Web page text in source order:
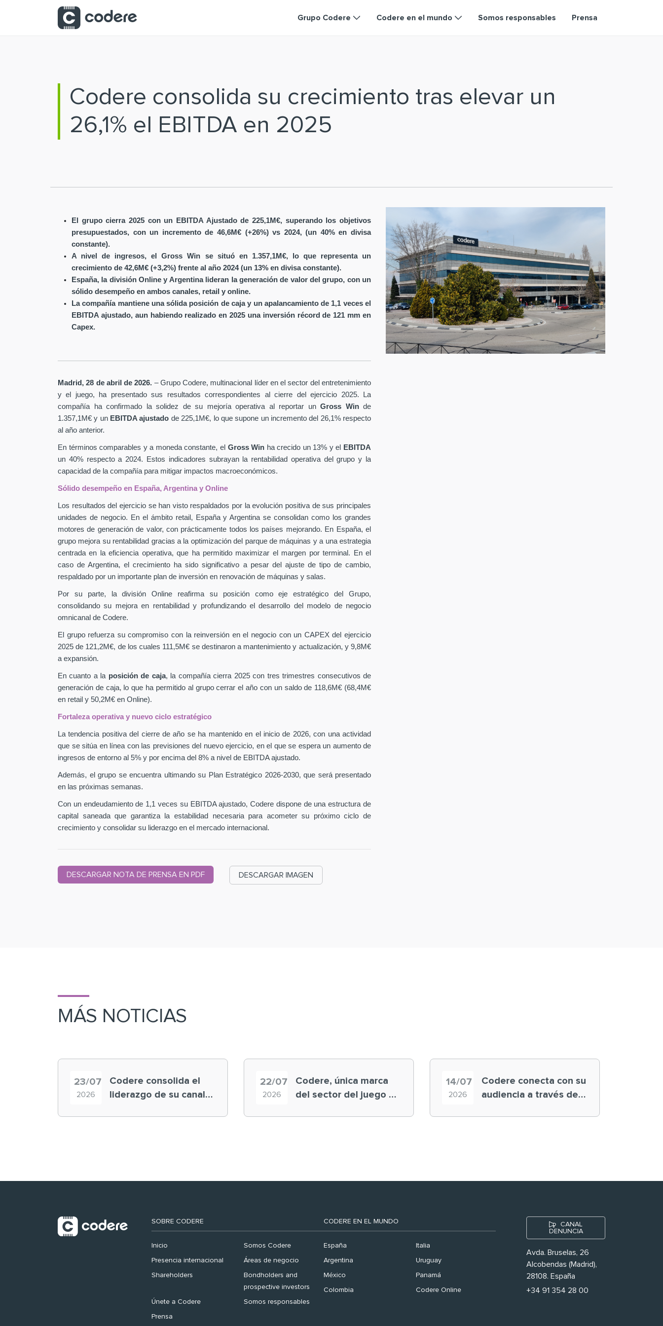
Saltar al contenido principal
Grupo Codere Codere en el mundo Somos responsables Prensa
Codere consolida su crecimiento tras elevar un
26,1% el EBITDA en 2025
El grupo cierra 2025 con un EBITDA Ajustado de 225,1M€, superando los objetivos
presupuestados, con un incremento de 46,6M€ (+26%) vs 2024, (un 40% en divisa
constante).
A nivel de ingresos, el Gross Win se situó en 1.357,1M€, lo que representa un
crecimiento de 42,6M€ (+3,2%) frente al año 2024 (un 13% en divisa constante).
España, la división Online y Argentina lideran la generación de valor del grupo, con un
sólido desempeño en ambos canales, retail y online.
La compañía mantiene una sólida posición de caja y un apalancamiento de 1,1 veces el
EBITDA ajustado, aun habiendo realizado en 2025 una inversión récord de 121 mm en
Capex.
Madrid, 28 de abril de 2026. – Grupo Codere, multinacional líder en el sector del entretenimiento
y el juego, ha presentado sus resultados correspondientes al cierre del ejercicio 2025. La
compañía ha confirmado la solidez de su mejoría operativa al reportar un Gross Win de
1.357,1M€ y un EBITDA ajustado de 225,1M€, lo que supone un incremento del 26,1% respecto
al año anterior.
En términos comparables y a moneda constante, el Gross Win ha crecido un 13% y el
EBITDA
un 40% respecto a 2024. Estos indicadores subrayan la rentabilidad operativa del grupo y la
capacidad de la compañía para mitigar impactos macroeconómicos.
Sólido desempeño en España, Argentina y Online
Los resultados del ejercicio se han visto respaldados por la evolución positiva de sus principales
unidades de negocio. En el ámbito retail, España y Argentina se consolidan como los grandes
motores de generación de valor, con prácticamente todos los países mejorando. En España, el
grupo mejora su rentabilidad gracias a la optimización del parque de máquinas y a una estrategia
centrada en la eficiencia operativa, que ha permitido maximizar el margen por terminal. En el
caso de Argentina, el crecimiento ha sido significativo a pesar del ajuste de tipo de cambio,
respaldado por un importante plan de inversión en renovación de máquinas y salas.
Por su parte, la división Online reafirma su posición como eje estratégico del Grupo,
consolidando su mejora en rentabilidad y profundizando el desarrollo del modelo de negocio
omnicanal de Codere.
El grupo refuerza su compromiso con la reinversión en el negocio con un CAPEX del ejercicio
2025 de 121,2M€, de los cuales 111,5M€ se destinaron a mantenimiento y actualización, y 9,8M€
a expansión.
En cuanto a la posición de caja, la compañía cierra 2025 con tres trimestres consecutivos de
generación de caja, lo que ha permitido al grupo cerrar el año con un saldo de 118,6M€ (68,4M€
en retail y 50,2M€ en Online).
Fortaleza operativa y nuevo ciclo estratégico
La tendencia positiva del cierre de año se ha mantenido en el inicio de 2026, con una actividad
que se sitúa en línea con las previsiones del nuevo ejercicio, en el que se espera un aumento de
ingresos de entorno al 5% y por encima del 8% a nivel de EBITDA ajustado.
Además, el grupo se encuentra ultimando su Plan Estratégico 2026-2030, que será presentado
en las próximas semanas.
Con un endeudamiento de 1,1 veces su EBITDA ajustado, Codere dispone de una estructura de
capital saneada que garantiza la estabilidad necesaria para acometer su próximo ciclo de
crecimiento y consolidar su liderazgo en el mercado internacional.
DESCARGAR NOTA DE PRENSA EN PDF DESCARGAR IMAGEN
MÁS NOTICIAS
23/07
2026
Codere consolida el
liderazgo de su canal
22/07
2026
Codere, única marca
del sector del juego en
14/07
2026
Codere conecta con su
audiencia a través de
SOBRE CODERE
Inicio Somos Codere
Presencia internacional Áreas de negocio
Shareholders
Bondholders and
prospective investors
Únete a Codere Somos responsables
Prensa
CODERE EN EL MUNDO
España Italia
Argentina Uruguay
México Panamá
Colombia Codere Online
CANAL
DENUNCIA
Avda. Bruselas, 26
Alcobendas (Madrid),
28108. España
+34 91 354 28 00